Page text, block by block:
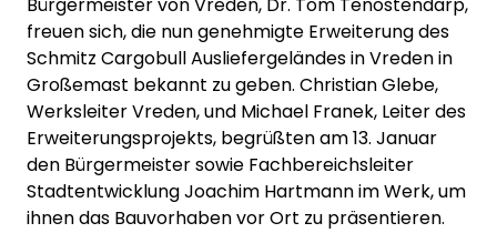
freuen sich, die nun genehmigte Erweiterung des
Schmitz Cargobull Ausliefergeländes in Vreden in
Großemast bekannt zu geben. Christian Glebe,
Werksleiter Vreden, und Michael Franek, Leiter des
Erweiterungsprojekts, begrüßten am 13. Januar
den Bürgermeister sowie Fachbereichsleiter
Stadtentwicklung Joachim Hartmann im Werk, um
ihnen das Bauvorhaben vor Ort zu präsentieren.